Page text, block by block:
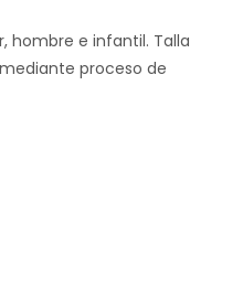
hombre e infantil. Talla
proceso de